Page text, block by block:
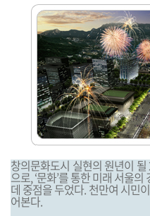
창의문화도시 실현의 원년이
으로, ‘문화’를 통한 미래 서울
데 중점을 두었다. 천만여 시민
어본다.